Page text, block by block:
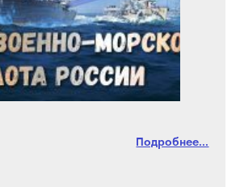
Подробнее...